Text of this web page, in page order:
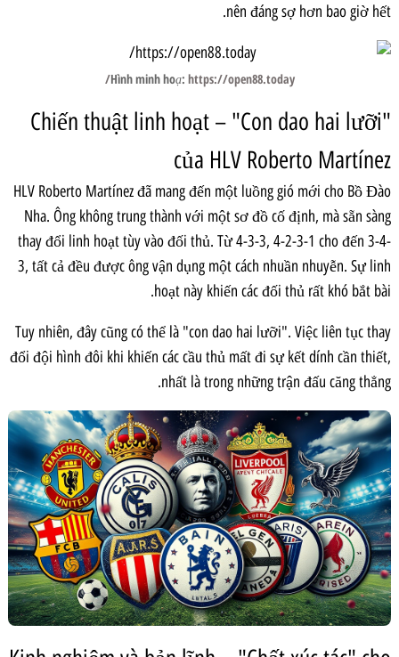
nên đáng sợ hơn bao giờ hết.
Hình minh hoạ: https://open88.today/
Chiến thuật linh hoạt – "Con dao hai lưỡi"
của HLV Roberto Martínez
HLV Roberto Martínez đã mang đến một luồng gió mới cho Bồ Đào
Nha. Ông không trung thành với một sơ đồ cố định, mà sẵn sàng
thay đổi linh hoạt tùy vào đối thủ. Từ 4-3-3, 4-2-3-1 cho đến 3-4-
3, tất cả đều được ông vận dụng một cách nhuần nhuyễn. Sự linh
hoạt này khiến các đối thủ rất khó bắt bài.
Tuy nhiên, đây cũng có thể là "con dao hai lưỡi". Việc liên tục thay
đổi đội hình đôi khi khiến các cầu thủ mất đi sự kết dính cần thiết,
nhất là trong những trận đấu căng thẳng.